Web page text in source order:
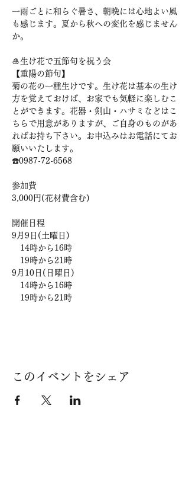
一雨ごとに和らぐ暑さ、朝晩には心地よい風
も感じます。夏から秋への変化を感じません
か。
🎍生け花で五節句を祝う会
【重陽の節句】
菊の花の一種生けです。生け花は基本の生け
方を覚えておけば、お家でも気軽に楽しむこ
とができます。花器・剣山・ハサミなどはこ
ちらで用意がありますが、ご自身のものがあ
ればお持ち下さい。お申込みはお電話にてお
願いいたします。
☎️0987-72-6568
参加費
3,000円(花材費含む)
開催日程
9月9日(土曜日)
14時から16時
19時から21時
9月10日(日曜日)
14時から16時
このイベントをシェア